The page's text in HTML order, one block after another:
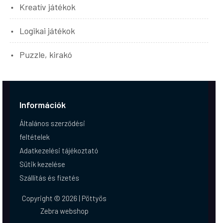
Kreatív játékok
Logikai játékok
Puzzle, kirakó
Információk
Általános szerződési
feltételek
Adatkezelési tájékoztató
Sütik kezelése
Szállítás és fizetés
Copyright © 2026 | Pöttyös
Zebra webshop